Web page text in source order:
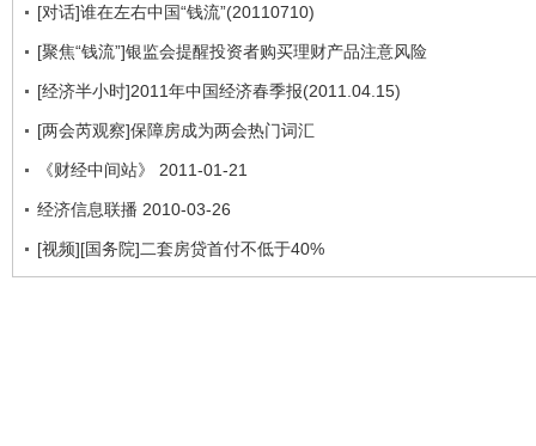
[对话]谁在左右中国“钱流”(20110710)
[聚焦“钱流”]银监会提醒投资者购买理财产品注意风险
[经济半小时]2011年中国经济春季报(2011.04.15)
[两会芮观察]保障房成为两会热门词汇
《财经中间站》 2011-01-21
经济信息联播 2010-03-26
[视频][国务院]二套房贷首付不低于40%